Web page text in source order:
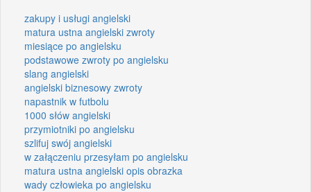
zakupy i usługi angielski
matura ustna angielski zwroty
miesiące po angielsku
podstawowe zwroty po angielsku
slang angielski
angielski biznesowy zwroty
napastnik w futbolu
1000 słów angielski
przymiotniki po angielsku
szlifuj swój angielski
w załączeniu przesyłam po angielsku
matura ustna angielski opis obrazka
wady człowieka po angielsku